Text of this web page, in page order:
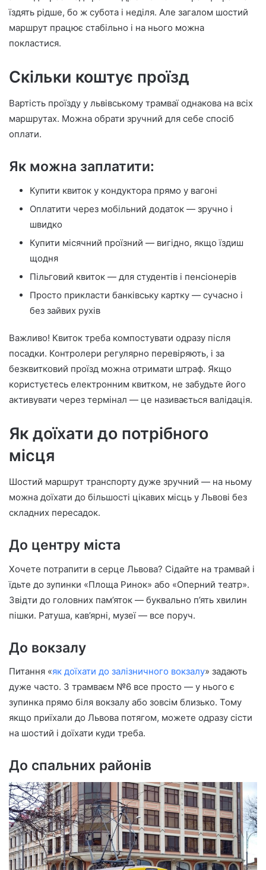
їздять рідше, бо ж субота і неділя. Але загалом шостий
маршрут працює стабільно і на нього можна
покластися.
Скільки коштує проїзд
Вартість проїзду у львівському трамваї однакова на всіх
маршрутах. Можна обрати зручний для себе спосіб
оплати.
Як можна заплатити:
Купити квиток у кондуктора прямо у вагоні
Оплатити через мобільний додаток — зручно і
швидко
Купити місячний проїзний — вигідно, якщо їздиш
щодня
Пільговий квиток — для студентів і пенсіонерів
Просто прикласти банківську картку — сучасно і
без зайвих рухів
Важливо! Квиток треба компостувати одразу після
посадки. Контролери регулярно перевіряють, і за
безквитковий проїзд можна отримати штраф. Якщо
користуєтесь електронним квитком, не забудьте його
активувати через термінал — це називається валідація.
Як доїхати до потрібного
місця
Шостий маршрут транспорту дуже зручний — на ньому
можна доїхати до більшості цікавих місць у Львові без
складних пересадок.
До центру міста
Хочете потрапити в серце Львова? Сідайте на трамвай і
їдьте до зупинки «Площа Ринок» або «Оперний театр».
Звідти до головних пам’яток — буквально п’ять хвилин
пішки. Ратуша, кав’ярні, музеї — все поруч.
До вокзалу
Питання «як доїхати до залізничного вокзалу» задають
дуже часто. З трамваєм №6 все просто — у нього є
зупинка прямо біля вокзалу або зовсім близько. Тому
якщо приїхали до Львова потягом, можете одразу сісти
на шостий і доїхати куди треба.
До спальних районів